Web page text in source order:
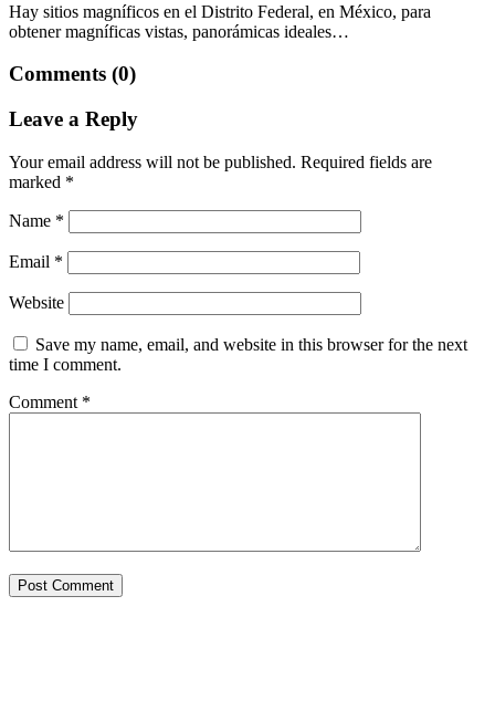
Hay sitios magníficos en el Distrito Federal, en México, para
obtener magníficas vistas, panorámicas ideales…
Comments (0)
Leave a Reply
Your email address will not be published. Required fields are
marked *
Name *
Email *
Website
Save my name, email, and website in this browser for the next
time I comment.
Comment *